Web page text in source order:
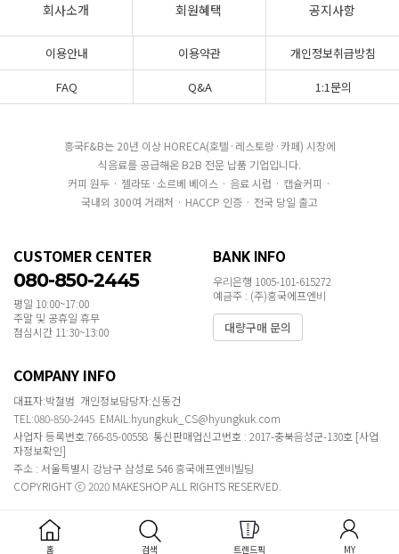
회사소개 회원혜택 공지사항
이용안내 이용약관
개인정보취급방침
FAQ
Q&A 1:1문의
흥국F&B는 20년 이상 HORECA(호텔·레스토랑·카페) 시장에
식음료를 공급해온 B2B 전문 납품 기업입니다.
커피 원두 · 젤라또·소르베 베이스 · 음료 시럽 · 캡슐커피 ·
국내외 300여 거래처 · HACCP 인증 · 전국 당일 출고
CUSTOMER CENTER
080-850-2445
평일 10:00~17:00
주말 및 공휴일 휴무
점심시간 11:30~13:00
BANK INFO
우리은행 1005-101-615272
예금주 : (주)흥국에프엔비
대량구매 문의
COMPANY INFO
대표자:박철범 개인정보담당자:신동건
TEL:080-850-2445 EMAIL:hyungkuk_CS@hyungkuk.com
사업자 등록번호:766-85-00558 통신판매업신고번호 : 2017-충북음성군-130호 [사업
자정보확인]
주소 : 서울특별시 강남구 삼성로 546 흥국에프엔비빌딩
COPYRIGHT ⓒ 2020 MAKESHOP ALL RIGHTS RESERVED.
홈 검색 트렌드픽 MY